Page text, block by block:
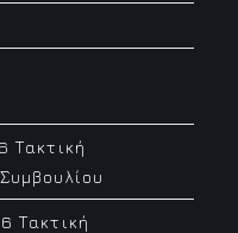
Τακτική
Τακτική